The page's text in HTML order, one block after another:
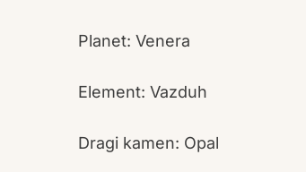
Planet: Venera
Element: Vazduh
Dragi kamen: Opal